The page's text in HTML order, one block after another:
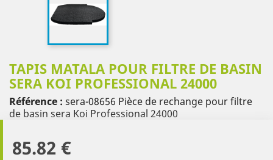
TAPIS MATALA POUR FILTRE DE BASIN
SERA KOI PROFESSIONAL 24000
Référence : sera-08656 Pièce de rechange pour filtre
de basin sera Koi Professional 24000
85.82 €